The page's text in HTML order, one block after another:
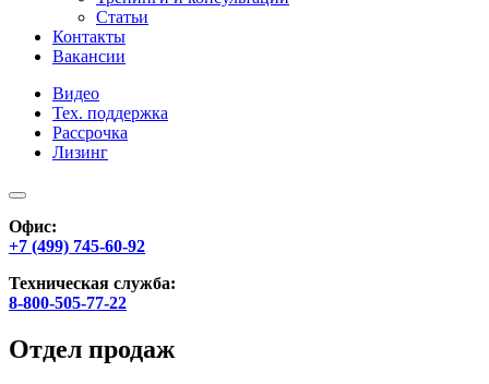
Статьи
Контакты
Вакансии
Видео
Тех. поддержка
Рассрочка
Лизинг
Офис:
+7 (499) 745-60-92
Техническая служба:
8-800-505-77-22
Отдел продаж